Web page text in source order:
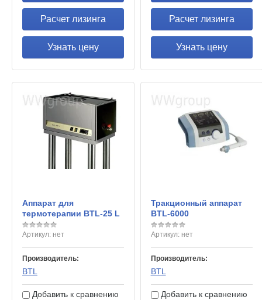
Расчет лизинга
Узнать цену
Расчет лизинга
Узнать цену
Аппарат для
термотерапии BTL-25 L
Артикул: нет
Производитель:
BTL
Добавить к сравнению
Тракционный аппарат
BTL-6000
Артикул:нет
Производитель:
BTL
Добавить к сравнению